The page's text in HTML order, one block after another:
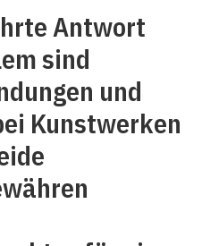
Antwort
sind
und
Kunstwerken